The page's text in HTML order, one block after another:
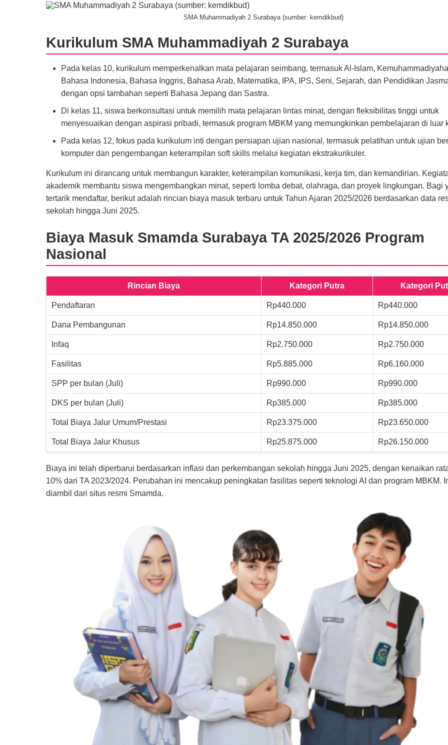
SMA Muhammadiyah 2 Surabaya (sumber: kemdikbud)
Kurikulum SMA Muhammadiyah 2 Surabaya
Pada kelas 10, kurikulum memperkenalkan mata pelajaran seimbang, termasuk Al-Islam,
Bahasa Indonesia, Bahasa Inggris, Bahasa Arab, Matematika, IPA, IPS, Seni, Sejarah, dan Pendidikan
dengan opsi tambahan seperti Bahasa Jepang dan Sastra.
Di kelas 11, siswa berkonsultasi untuk memilih mata pelajaran lintas minat, dengan fleksibilitas tinggi untuk
menyesuaikan dengan aspirasi pribadi, termasuk program MBKM yang memungkinkan pembelajaran di luar
Pada kelas 12, fokus pada kurikulum inti dengan persiapan ujian nasional, termasuk pelatihan untuk ujian
komputer dan pengembangan keterampilan soft skills melalui kegiatan ekstrakurikuler.
Kurikulum ini dirancang untuk membangun karakter, keterampilan komunikasi, kerja tim, dan kemandirian.
akademik membantu siswa mengembangkan minat, seperti lomba debat, olahraga, dan proyek lingkungan. Bagi
tertarik mendaftar, berikut adalah rincian biaya masuk terbaru untuk Tahun Ajaran 2025/2026 berdasarkan data
sekolah hingga Juni 2025.
Biaya Masuk Smamda Surabaya TA 2025/2026 Program
Nasional
Rincian Biaya Kategori Putra Kategori
Pendaftaran Rp440.000 Rp440.000
Dana Pembangunan Rp14.850.000 Rp14.850.000
Infaq Rp2.750.000 Rp2.750.000
Fasilitas Rp5.885.000 Rp6.160.000
SPP per bulan (Juli) Rp990.000 Rp990.000
DKS per bulan (Juli) Rp385.000 Rp385.000
Total Biaya Jalur Umum/Prestasi Rp23.375.000 Rp23.650.000
Total Biaya Jalur Khusus Rp25.875.000 Rp26.150.000
Biaya ini telah diperbarui berdasarkan inflasi dan perkembangan sekolah hingga Juni 2025, dengan kenaikan
10% dari TA 2023/2024. Perubahan ini mencakup peningkatan fasilitas seperti teknologi AI dan program MBKM.
diambil dari situs resmi Smamda.